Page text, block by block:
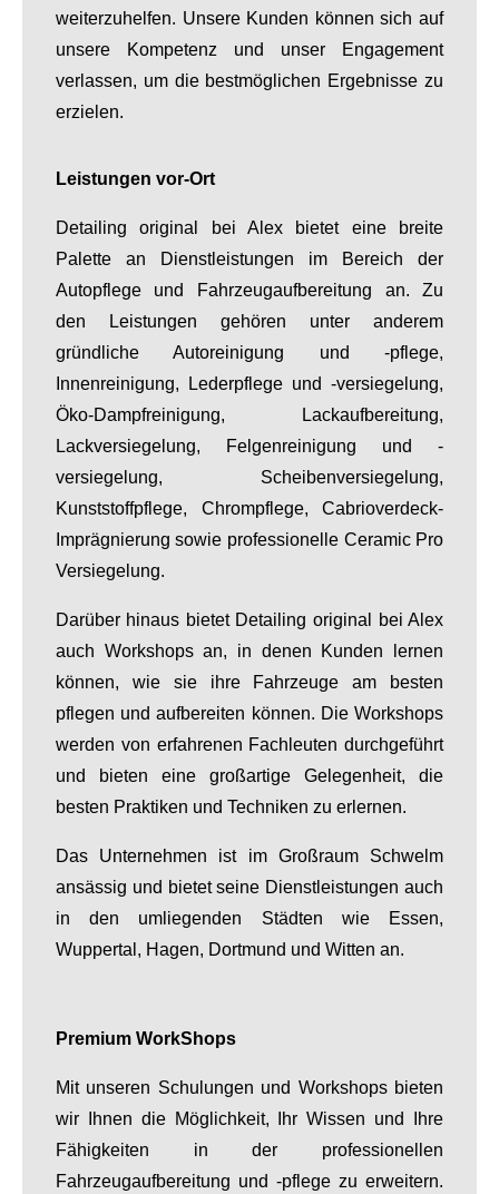
weiterzuhelfen. Unsere Kunden können sich auf
unsere Kompetenz und unser Engagement
verlassen, um die bestmöglichen Ergebnisse zu
erzielen.
Leistungen vor-Ort
Detailing original bei Alex bietet eine breite
Palette an Dienstleistungen im Bereich der
Autopflege und Fahrzeugaufbereitung an. Zu
den Leistungen gehören unter anderem
gründliche Autoreinigung und -pflege,
Innenreinigung, Lederpflege und -versiegelung,
Öko-Dampfreinigung, Lackaufbereitung,
Lackversiegelung, Felgenreinigung und -
versiegelung, Scheibenversiegelung,
Kunststoffpflege, Chrompflege, Cabrioverdeck-
Imprägnierung sowie professionelle Ceramic Pro
Versiegelung.
Darüber hinaus bietet Detailing original bei Alex
auch Workshops an, in denen Kunden lernen
können, wie sie ihre Fahrzeuge am besten
pflegen und aufbereiten können. Die Workshops
werden von erfahrenen Fachleuten durchgeführt
und bieten eine großartige Gelegenheit, die
besten Praktiken und Techniken zu erlernen.
Das Unternehmen ist im Großraum Schwelm
ansässig und bietet seine Dienstleistungen auch
in den umliegenden Städten wie Essen,
Wuppertal, Hagen, Dortmund und Witten an.
Premium WorkShops
Mit unseren Schulungen und Workshops bieten
wir Ihnen die Möglichkeit, Ihr Wissen und Ihre
Fähigkeiten in der professionellen
Fahrzeugaufbereitung und -pflege zu erweitern.